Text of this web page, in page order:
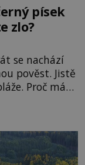
písek
zlo?
se nachází
pověst. Jistě
Proč má
ve městě